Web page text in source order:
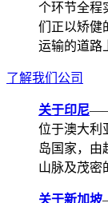
个环节全程
们正以矫健
运输的道路
了解我们公司
关于印尼——
位于澳大利
岛国家，由
山脉及茂密
关于新加坡